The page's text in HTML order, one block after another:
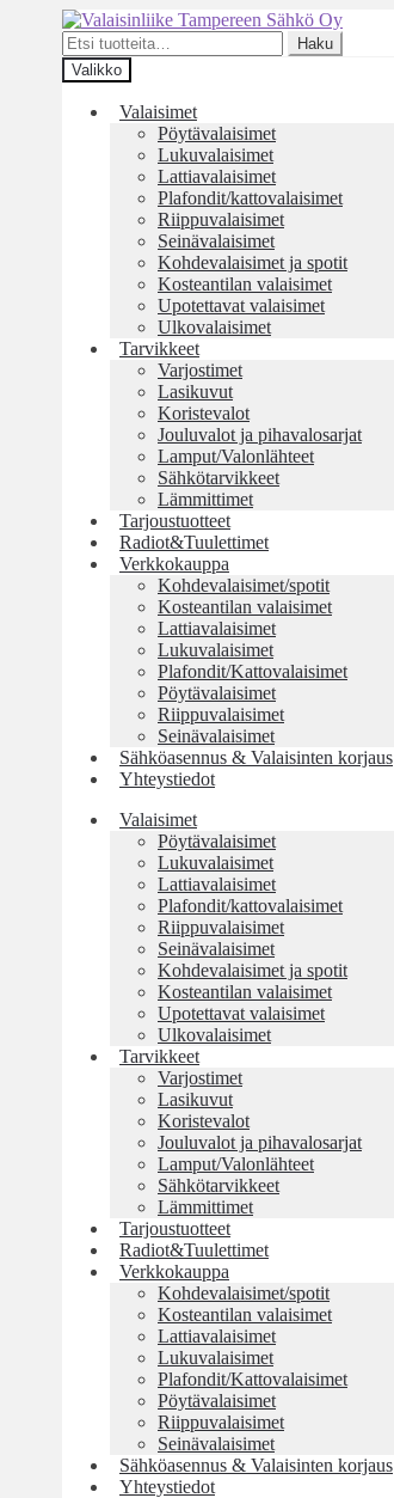
Siirry
navigointiin
Siirry
sisältöön
Etsi:
Haku
Valikko
Valaisimet
Pöytävalaisimet
Lukuvalaisimet
Lattiavalaisimet
Plafondit/kattovalaisimet
Riippuvalaisimet
Seinävalaisimet
Kohdevalaisimet ja spotit
Kosteantilan valaisimet
Upotettavat valaisimet
Ulkovalaisimet
Tarvikkeet
Varjostimet
Lasikuvut
Koristevalot
Jouluvalot ja pihavalosarjat
Lamput/Valonlähteet
Sähkötarvikkeet
Lämmittimet
Tarjoustuotteet
Radiot&Tuulettimet
Verkkokauppa
Kohdevalaisimet/spotit
Kosteantilan valaisimet
Lattiavalaisimet
Lukuvalaisimet
Plafondit/Kattovalaisimet
Pöytävalaisimet
Riippuvalaisimet
Seinävalaisimet
Sähköasennus & Valaisinten korjaus
Yhteystiedot
Valaisimet
Pöytävalaisimet
Lukuvalaisimet
Lattiavalaisimet
Plafondit/kattovalaisimet
Riippuvalaisimet
Seinävalaisimet
Kohdevalaisimet ja spotit
Kosteantilan valaisimet
Upotettavat valaisimet
Ulkovalaisimet
Tarvikkeet
Varjostimet
Lasikuvut
Koristevalot
Jouluvalot ja pihavalosarjat
Lamput/Valonlähteet
Sähkötarvikkeet
Lämmittimet
Tarjoustuotteet
Radiot&Tuulettimet
Verkkokauppa
Kohdevalaisimet/spotit
Kosteantilan valaisimet
Lattiavalaisimet
Lukuvalaisimet
Plafondit/Kattovalaisimet
Pöytävalaisimet
Riippuvalaisimet
Seinävalaisimet
Sähköasennus & Valaisinten korjaus
Yhteystiedot